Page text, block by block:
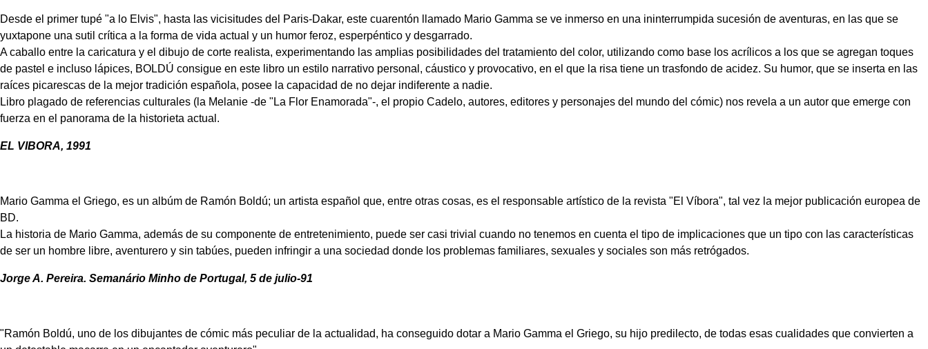
Desde el primer tupé "a lo Elvis", hasta las vicisitudes del Paris-Dakar, este cuarentón llamado Mario Gamma se ve inmerso en una ininterrumpida sucesión de aventuras, en las que se
yuxtapone una sutil crítica a la forma de vida actual y un humor feroz, esperpéntico y desgarrado.
A caballo entre la caricatura y el dibujo de corte realista, experimentando las amplias posibilidades del tratamiento del color, utilizando como base los acrílicos a los que se agregan toques
de pastel e incluso lápices, BOLDÚ consigue en este libro un estilo narrativo personal, cáustico y provocativo, en el que la risa tiene un trasfondo de acidez. Su humor, que se inserta en las
raíces picarescas de la mejor tradición española, posee la capacidad de no dejar indiferente a nadie.
Libro plagado de referencias culturales (la Melanie -de "La Flor Enamorada"-, el propio Cadelo, autores, editores y personajes del mundo del cómic) nos revela a un autor que emerge con
fuerza en el panorama de la historieta actual.
EL VIBORA, 1991
Mario Gamma el Griego, es un albúm de Ramón Boldú; un artista español que, entre otras cosas, es el responsable artístico de la revista "El Víbora", tal vez la mejor publicación europea de
BD.
La historia de Mario Gamma, además de su componente de entretenimiento, puede ser casi trivial cuando no tenemos en cuenta el tipo de implicaciones que un tipo con las características
de ser un hombre libre, aventurero y sin tabúes, pueden infringir a una sociedad donde los problemas familiares, sexuales y sociales son más retrógados.
Jorge A. Pereira. Semanário Minho de Portugal, 5 de julio-91
"Ramón Boldú, uno de los dibujantes de cómic más peculiar de la actualidad, ha conseguido dotar a Mario Gamma el Griego, su hijo predilecto, de todas esas cualidades que convierten a